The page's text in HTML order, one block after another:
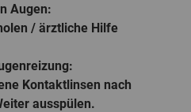
Augen:
/ ärztliche Hilfe
Kontaktlinsen nach
ausspülen.